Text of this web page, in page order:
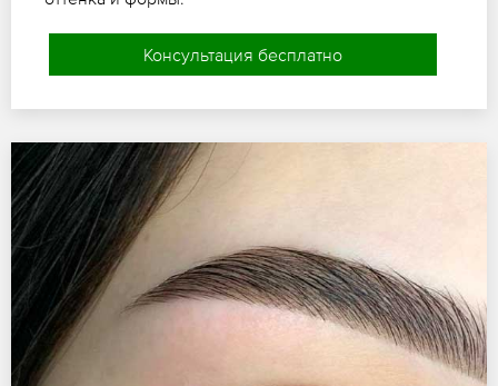
Консультация бесплатно